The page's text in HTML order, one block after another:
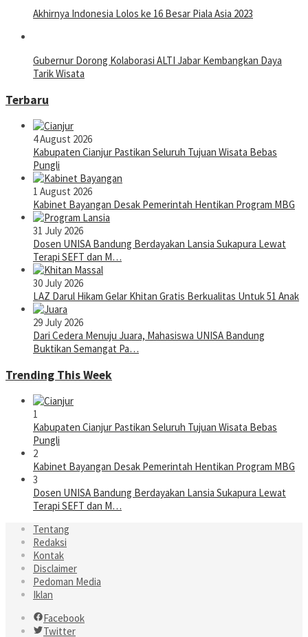
Akhirnya Indonesia Lolos ke 16 Besar Piala Asia 2023
Gubernur Dorong Kolaborasi ALTI Jabar Kembangkan Daya
Tarik Wisata
Terbaru
4 August 2026
Kabupaten Cianjur Pastikan Seluruh Tujuan Wisata Bebas
Pungli
1 August 2026
Kabinet Bayangan Desak Pemerintah Hentikan Program MBG
31 July 2026
Dosen UNISA Bandung Berdayakan Lansia Sukapura Lewat
Terapi SEFT dan M…
30 July 2026
LAZ Darul Hikam Gelar Khitan Gratis Berkualitas Untuk 51 Anak
29 July 2026
Dari Cedera Menuju Juara, Mahasiswa UNISA Bandung
Buktikan Semangat Pa…
Trending This Week
1
Kabupaten Cianjur Pastikan Seluruh Tujuan Wisata Bebas
Pungli
2
Kabinet Bayangan Desak Pemerintah Hentikan Program MBG
3
Dosen UNISA Bandung Berdayakan Lansia Sukapura Lewat
Terapi SEFT dan M…
Tentang
Redaksi
Kontak
Disclaimer
Pedoman Media
Iklan
Facebook
Twitter